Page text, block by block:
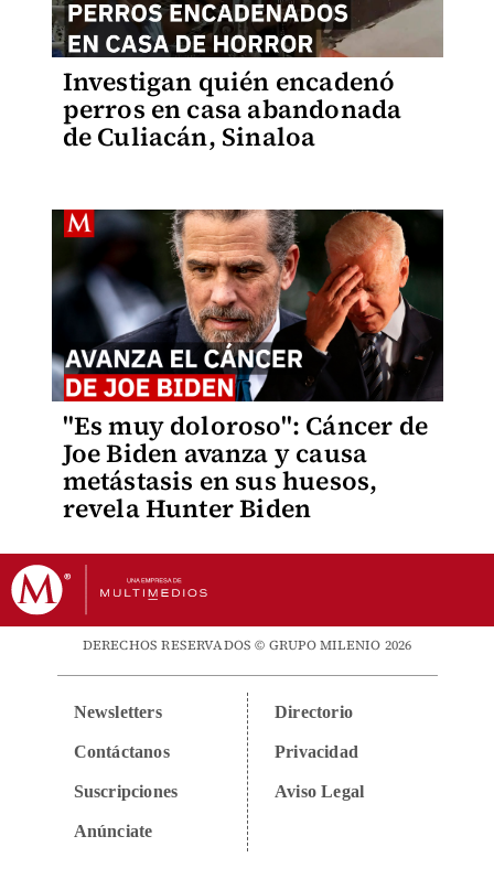
Investigan quién encadenó
perros en casa abandonada
de Culiacán, Sinaloa
"Es muy doloroso": Cáncer de
Joe Biden avanza y causa
metástasis en sus huesos,
revela Hunter Biden
DERECHOS RESERVADOS © GRUPO MILENIO 2026
Newsletters
Contáctanos
Suscripciones
Anúnciate
Directorio
Privacidad
Aviso Legal